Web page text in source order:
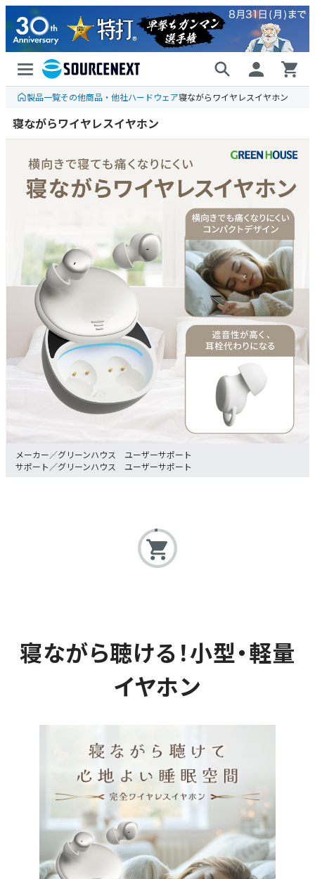
製品一覧その他商品・他社ハードウェア寝ながらワイヤレスイヤホン
寝ながらワイヤレスイヤホン
グリーンハウス ユーザーサポート
グリーンハウス ユーザーサポート
寝ながら聴ける！小型・軽量
イヤホン